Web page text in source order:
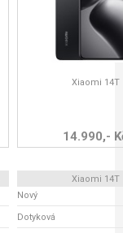
Xiaomi 14T
14.990,-
Xiaomi 14T
Nový
Dotyková